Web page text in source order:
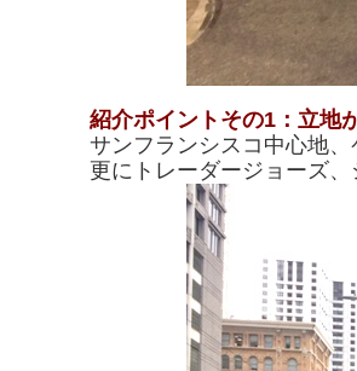
紹介ポイントその1：立地
サンフランシスコ中心地
更にトレーダージョーズ